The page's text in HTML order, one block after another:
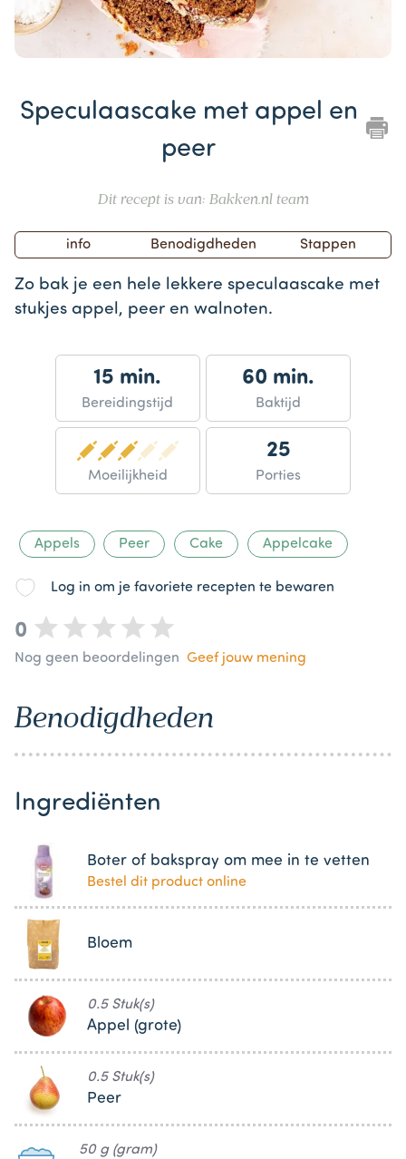
Speculaascake met appel en
peer
Dit recept is van: Bakken.nl team
of
info Benodigdheden Stappen
Zo bak je een hele lekkere speculaascake met
stukjes appel, peer en walnoten.
15 min.
Bereidingstijd
60 min.
Baktijd
Moeilijkheid
25
Porties
Appels Peer Cake Appelcake
Log in om je favoriete recepten te bewaren
0
Nog geen beoordelingen Geef jouw mening
Benodigdheden
Ingrediënten
Boter of bakspray om mee in te vetten
Bestel dit product online
Bloem
0.5 Stuk(s)
Appel (grote)
0.5 Stuk(s)
Peer
50 g (gram)